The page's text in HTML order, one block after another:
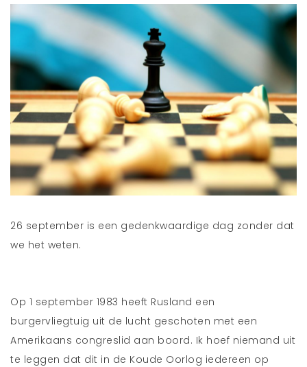
26 september is een gedenkwaardige dag zonder dat
we het weten.
Op 1 september 1983 heeft Rusland een
burgervliegtuig uit de lucht geschoten met een
Amerikaans congreslid aan boord. Ik hoef niemand uit
te leggen dat dit in de Koude Oorlog iedereen op